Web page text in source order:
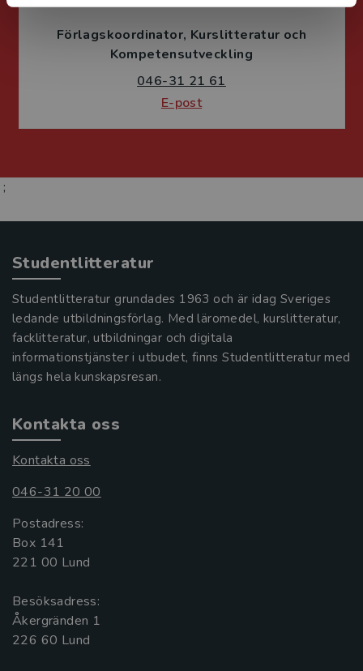
Förlagskoordinator Kurslitteratur och
Kompetensutveckling
046-31 21 61
E-post
;
Studentlitteratur
Studentlitteratur grundades 1963 och är idag Sveriges
ledande utbildningsförlag. Med läromedel, kurslitteratur,
facklitteratur, utbildningar och digitala
informationstjänster i utbudet, finns Studentlitteratur med
längs hela kunskapsresan.
Kontakta oss
Kontakta oss
046-31 20 00
Postadress:
Box 141
221 00 Lund
Besöksadress:
Åkergränden 1